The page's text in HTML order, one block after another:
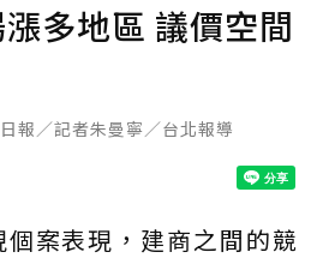
多地區 議價空間
報／記者朱曼寧／台北報導
案表現，建商之間的競